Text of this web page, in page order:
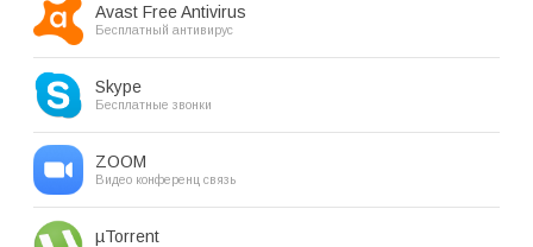
Avast Free Antivirus
Бесплатный антивирус
Skype
Бесплатные звонки
ZOOM
Видео конференц связь
µTorrent